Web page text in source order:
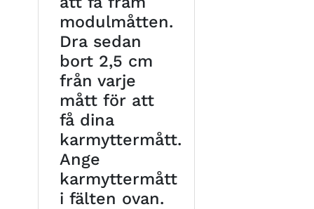
modulmåtten.
Dra sedan
bort 2,5 cm
från varje
mått för att
få dina
karmyttermått.
Ange
karmyttermått
i fälten ovan.